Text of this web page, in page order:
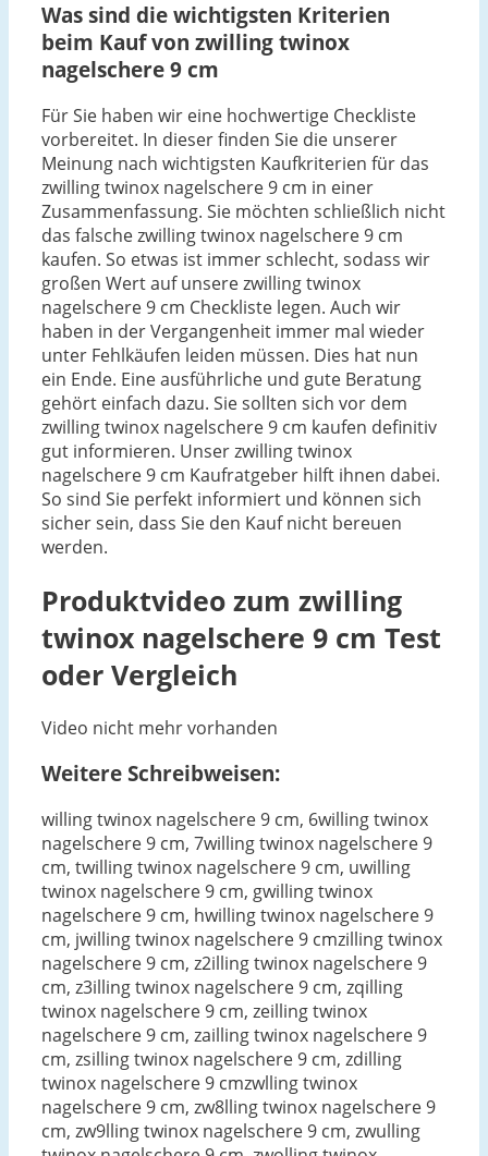
Was sind die wichtigsten Kriterien
beim Kauf von zwilling twinox
nagelschere 9 cm
Für Sie haben wir eine hochwertige Checkliste
vorbereitet. In dieser finden Sie die unserer
Meinung nach wichtigsten Kaufkriterien für das
zwilling twinox nagelschere 9 cm in einer
Zusammenfassung. Sie möchten schließlich nicht
das falsche zwilling twinox nagelschere 9 cm
kaufen. So etwas ist immer schlecht, sodass wir
großen Wert auf unsere zwilling twinox
nagelschere 9 cm Checkliste legen. Auch wir
haben in der Vergangenheit immer mal wieder
unter Fehlkäufen leiden müssen. Dies hat nun
ein Ende. Eine ausführliche und gute Beratung
gehört einfach dazu. Sie sollten sich vor dem
zwilling twinox nagelschere 9 cm kaufen definitiv
gut informieren. Unser zwilling twinox
nagelschere 9 cm Kaufratgeber hilft ihnen dabei.
So sind Sie perfekt informiert und können sich
sicher sein, dass Sie den Kauf nicht bereuen
werden.
Produktvideo zum zwilling
twinox nagelschere 9 cm Test
oder Vergleich
Video nicht mehr vorhanden
Weitere Schreibweisen:
willing twinox nagelschere 9 cm, 6willing twinox
nagelschere 9 cm, 7willing twinox nagelschere 9
cm, twilling twinox nagelschere 9 cm, uwilling
twinox nagelschere 9 cm, gwilling twinox
nagelschere 9 cm, hwilling twinox nagelschere 9
cm, jwilling twinox nagelschere 9 cmzilling twinox
nagelschere 9 cm, z2illing twinox nagelschere 9
cm, z3illing twinox nagelschere 9 cm, zqilling
twinox nagelschere 9 cm, zeilling twinox
nagelschere 9 cm, zailling twinox nagelschere 9
cm, zsilling twinox nagelschere 9 cm, zdilling
twinox nagelschere 9 cmzwlling twinox
nagelschere 9 cm, zw8lling twinox nagelschere 9
cm, zw9lling twinox nagelschere 9 cm, zwulling